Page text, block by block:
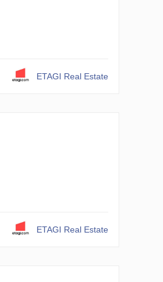
ETAGI Real Estate
ETAGI Real Estate